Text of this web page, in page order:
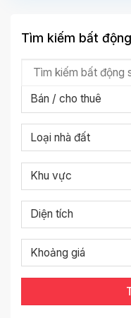
Tìm kiếm bất